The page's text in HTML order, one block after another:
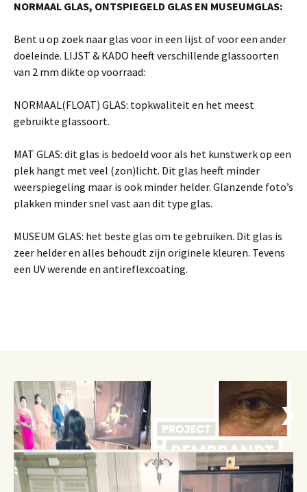
NORMAAL GLAS, ONTSPIEGELD GLAS EN MUSEUMGLAS:
Bent u op zoek naar glas voor in een lijst of voor een ander
doeleinde. LIJST & KADO heeft verschillende glassoorten
van 2 mm dikte op voorraad:
NORMAAL(FLOAT) GLAS: topkwaliteit en het meest
gebruikte glassoort.
MAT GLAS: dit glas is bedoeld voor als het kunstwerk op een
plek hangt met veel (zon)licht. Dit glas heeft minder
weerspiegeling maar is ook minder helder. Glanzende foto’s
plakken minder snel vast aan dit type glas.
MUSEUM GLAS: het beste glas om te gebruiken. Dit glas is
zeer helder en alles behoudt zijn originele kleuren. Tevens
een UV werende en antireflexcoating.